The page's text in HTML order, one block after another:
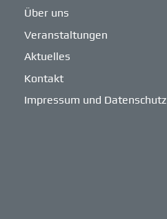
Über uns
Veranstaltungen
Aktuelles
Kontakt
Impressum und Datenschutz